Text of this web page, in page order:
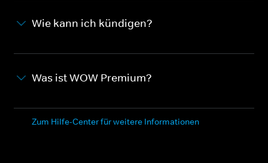
Wie kann ich kündigen?
Was ist WOW Premium?
Zum Hilfe-Center für weitere Informationen